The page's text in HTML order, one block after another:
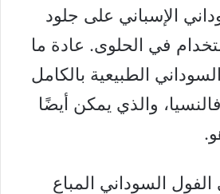
الإسباني على جلود
في الحلوى. عادة ما
الطبيعية بالكامل
والذي يمكن أيضًا
السوداني المباع